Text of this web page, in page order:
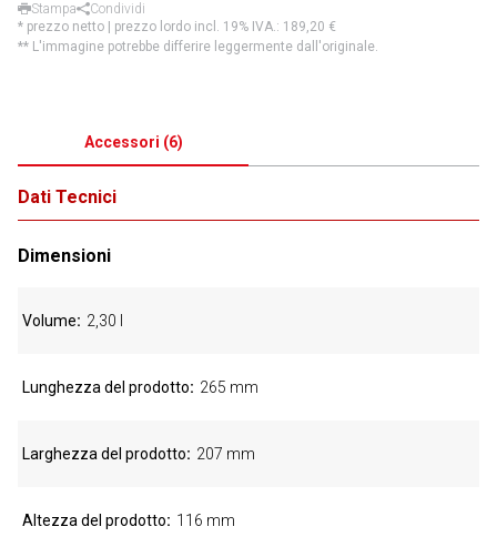
Stampa
Condividi
* prezzo netto | prezzo lordo incl. 19% IVA.: 189,20 €
** L'immagine potrebbe differire leggermente dall'originale.
Accessori (6)
Dati Tecnici
Dimensioni
Volume 2,30 l
Lunghezza del prodotto 265 mm
Larghezza del prodotto 207 mm
Altezza del prodotto 116 mm